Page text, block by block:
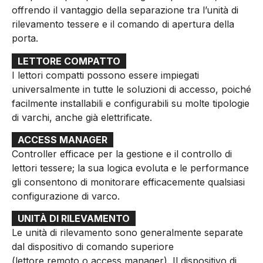
offrendo il vantaggio della separazione tra l’unità di
rilevamento tessere e il comando di apertura della
porta.
LETTORE COMPATTO
I lettori compatti possono essere impiegati
universalmente in tutte le soluzioni di accesso, poiché
facilmente installabili e configurabili su molte tipologie
di varchi, anche già elettrificate.
ACCESS MANAGER
Controller efficace per la gestione e il controllo di
lettori tessere; la sua logica evoluta e le performance
gli consentono di monitorare efficacemente qualsiasi
configurazione di varco.
UNITÀ DI RILEVAMENTO
Le unità di rilevamento sono generalmente separate
dal dispositivo di comando superiore